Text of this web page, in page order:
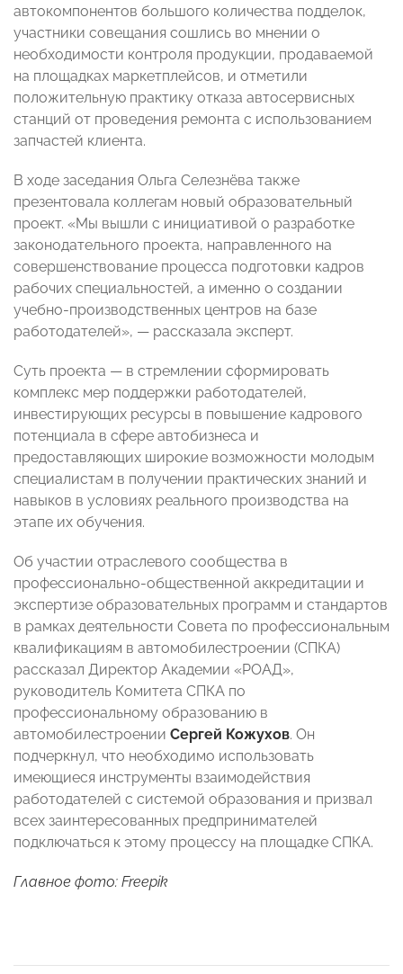
автокомпонентов большого количества подделок,
участники совещания сошлись во мнении о
необходимости контроля продукции, продаваемой
на площадках маркетплейсов, и отметили
положительную практику отказа автосервисных
станций от проведения ремонта с использованием
запчастей клиента.
В ходе заседания Ольга Селезнёва также
презентовала коллегам новый образовательный
проект. «Мы вышли с инициативой о разработке
законодательного проекта, направленного на
совершенствование процесса подготовки кадров
рабочих специальностей, а именно о создании
учебно-производственных центров на базе
работодателей», — рассказала эксперт.
Суть проекта — в стремлении сформировать
комплекс мер поддержки работодателей,
инвестирующих ресурсы в повышение кадрового
потенциала в сфере автобизнеса и
предоставляющих широкие возможности молодым
специалистам в получении практических знаний и
навыков в условиях реального производства на
этапе их обучения.
Об участии отраслевого сообщества в
профессионально-общественной аккредитации и
экспертизе образовательных программ и стандартов
в рамках деятельности Совета по профессиональным
квалификациям в автомобилестроении (СПКА)
рассказал Директор Академии «РОАД»,
руководитель Комитета СПКА по
профессиональному образованию в
автомобилестроении Сергей Кожухов. Он
подчеркнул, что необходимо использовать
имеющиеся инструменты взаимодействия
работодателей с системой образования и призвал
всех заинтересованных предпринимателей
подключаться к этому процессу на площадке СПКА.
Главное фото: Freepik